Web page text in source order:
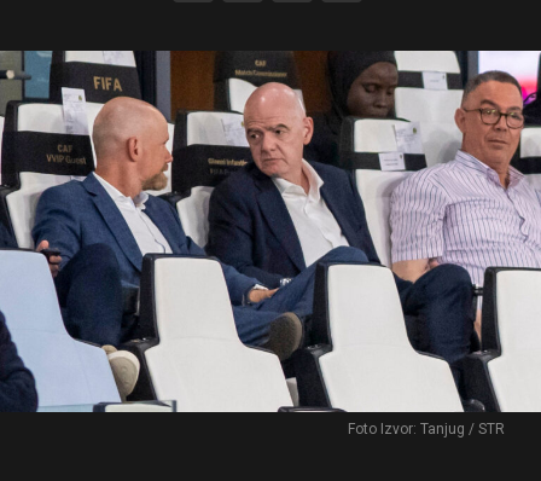
Foto Izvor: Tanjug / STR